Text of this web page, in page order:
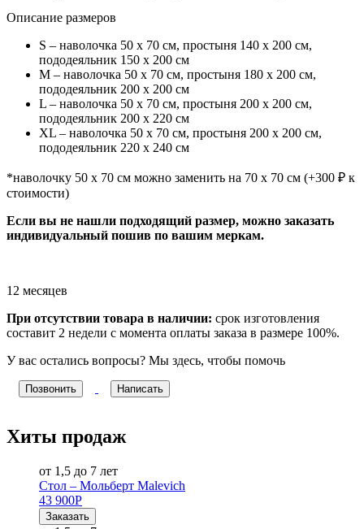
Описание размеров
S – наволочка 50 х 70 см, простыня 140 х 200 см,
пододеяльник 150 х 200 см
M – наволочка 50 х 70 см, простыня 180 х 200 см,
пододеяльник 200 х 200 см
L – наволочка 50 х 70 см, простыня 200 х 200 см,
пододеяльник 200 х 220 см
XL – наволочка 50 х 70 см, простыня 200 х 200 см,
пододеяльник 220 х 240 см
*наволочку 50 х 70 см можно заменить на 70 х 70 см (+300 ₽ к
стоимости)
Если вы не нашли подходящий размер, можно заказать
индивидуальный пошив по вашим меркам.
12 месяцев
При отсутствии товара в наличии: срок изготовления
составит 2 недели с момента оплаты заказа в размере 100%.
У вас остались вопросы? Мы здесь, чтобы помочь
Позвонить Написать
Хиты продаж
от 1,5 до 7 лет
Стол – Мольберт Malevich
43 900Р
Заказать